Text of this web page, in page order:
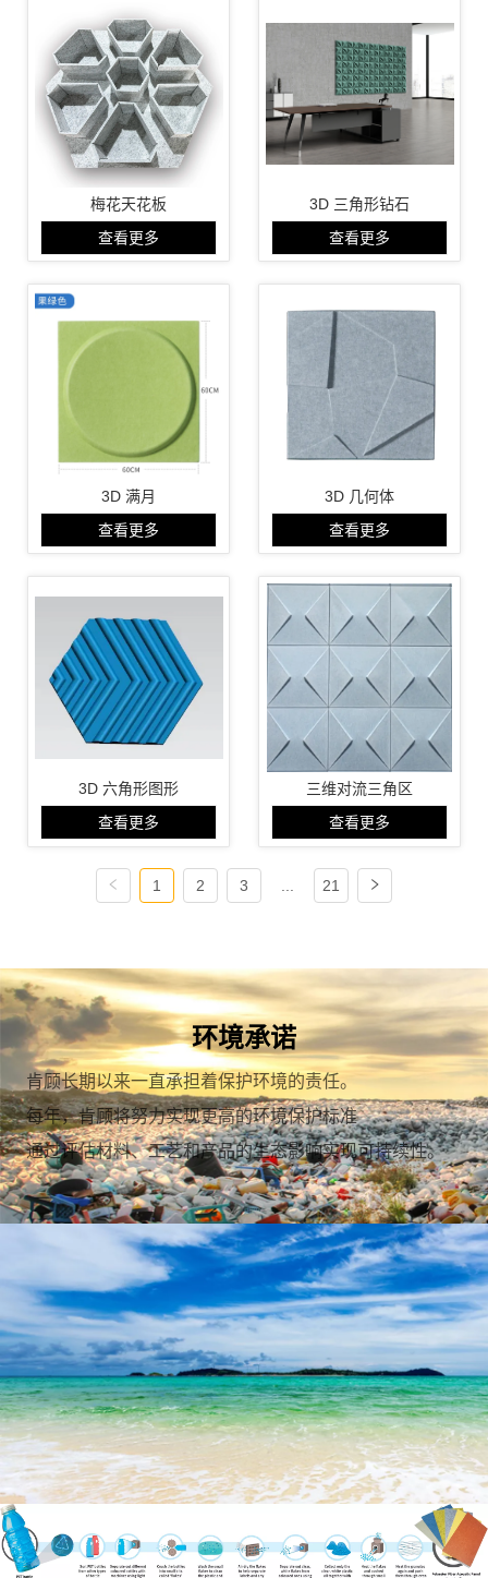
梅花天花板
查看更多
3D 三角形钻石
查看更多
3D 满月
查看更多
3D 几何体
查看更多
3D 六角形图形
查看更多
三维对流三角区
查看更多
1 2 3 ... 21
环境承诺
肯顾长期以来一直承担着保护环境的责任。
每年，肯顾将努力实现更高的环境保护标准
通过评估材料、工艺和产品的生态影响实现可持续性。